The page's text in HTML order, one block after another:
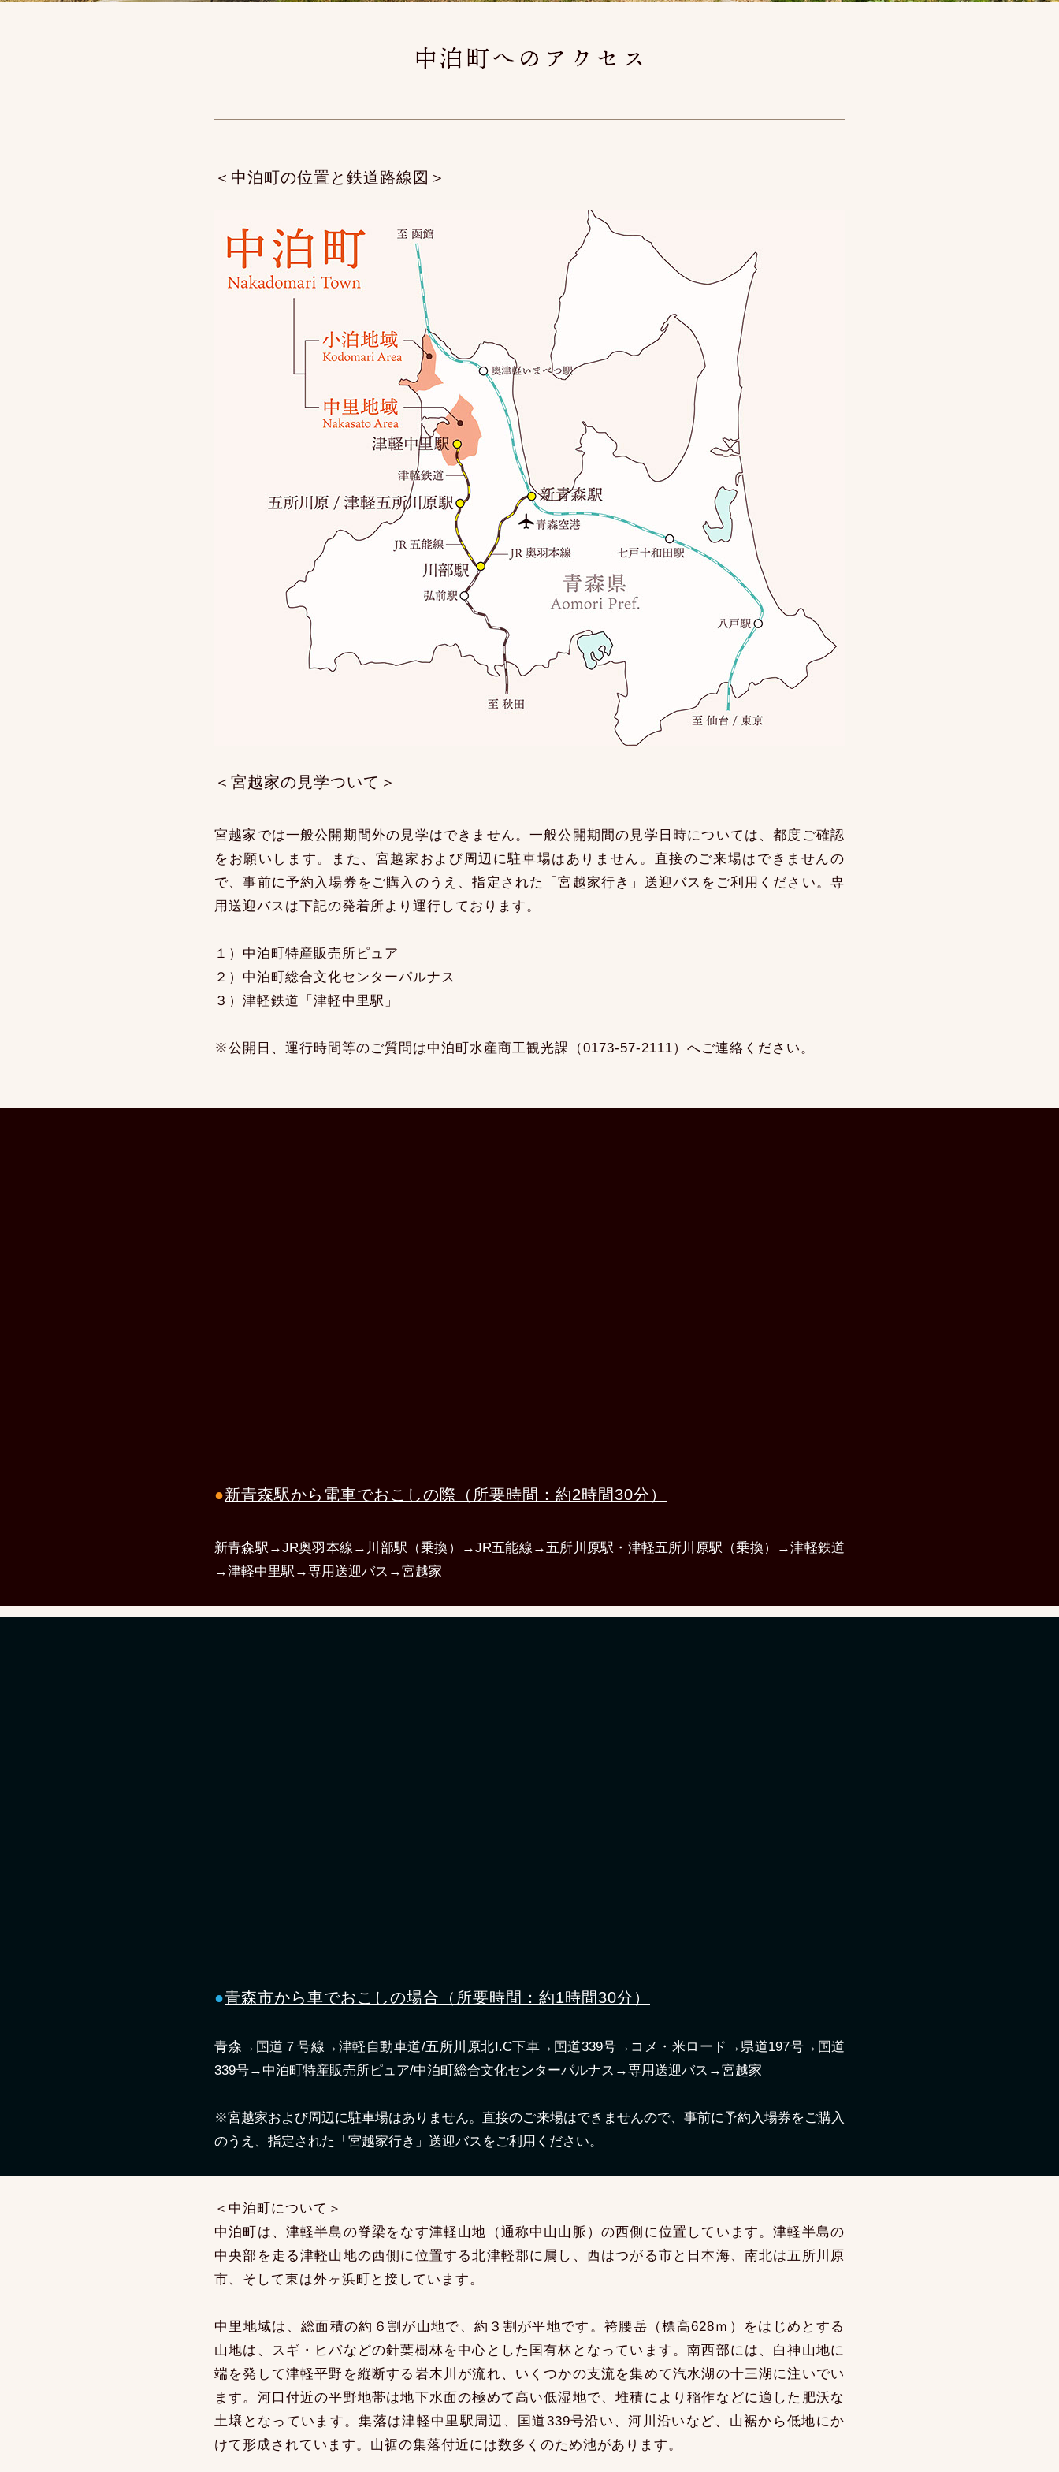
＜中泊町の位置と鉄道路線図＞
＜宮越家の見学ついて＞
宮越家では一般公開期間外の見学はできません。一般公開期間の見学日時については、都度ご確認
をお願いします。また、宮越家および周辺に駐車場はありません。直接のご来場はできませんの
で、事前に予約入場券をご購入のうえ、指定された「宮越家行き」送迎バスをご利用ください。専
用送迎バスは下記の発着所より運行しております。
１）中泊町特産販売所ピュア
２）中泊町総合文化センターパルナス
３）津軽鉄道「津軽中里駅」
※公開日、運行時間等のご質問は中泊町水産商工観光課（0173-57-2111）へご連絡ください。
●新青森駅から電車でおこしの際（所要時間：約2時間30分）
新青森駅→JR奥羽本線→川部駅（乗換）→JR五能線→五所川原駅・津軽五所川原駅（乗換）→津軽鉄道
→津軽中里駅→専用送迎バス→宮越家
●青森市から車でおこしの場合（所要時間：約1時間30分）
青森→国道７号線→津軽自動車道/五所川原北I.C下車→国道339号→コメ・米ロード→県道197号→国道
339号→中泊町特産販売所ピュア/中泊町総合文化センターパルナス→専用送迎バス→宮越家
※宮越家および周辺に駐車場はありません。直接のご来場はできませんので、事前に予約入場券をご購入
のうえ、指定された「宮越家行き」送迎バスをご利用ください。
＜中泊町について＞
中泊町は、津軽半島の脊梁をなす津軽山地（通称中山山脈）の西側に位置しています。津軽半島の
中央部を走る津軽山地の西側に位置する北津軽郡に属し、西はつがる市と日本海、南北は五所川原
市、そして東は外ヶ浜町と接しています。
中里地域は、総面積の約６割が山地で、約３割が平地です。袴腰岳（標高628ｍ）をはじめとする
山地は、スギ・ヒバなどの針葉樹林を中心とした国有林となっています。南西部には、白神山地に
端を発して津軽平野を縦断する岩木川が流れ、いくつかの支流を集めて汽水湖の十三湖に注いでい
ます。河口付近の平野地帯は地下水面の極めて高い低湿地で、堆積により稲作などに適した肥沃な
土壌となっています。集落は津軽中里駅周辺、国道339号沿い、河川沿いなど、山裾から低地にか
けて形成されています。山裾の集落付近には数多くのため池があります。